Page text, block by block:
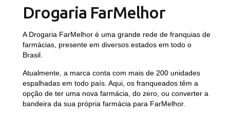
Drogaria FarMelhor
A Drogaria FarMelhor é uma grande rede de franquias de
farmácias, presente em diversos estados em todo o
Brasil.
Atualmente, a marca conta com mais de 200 unidades
espalhadas em todo país. Aqui, os franqueados têm a
opção de ter uma nova farmácia, do zero, ou converter a
bandeira da sua própria farmácia para FarMelhor.